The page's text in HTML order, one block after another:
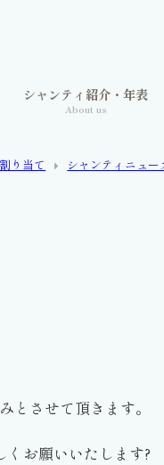
シャンティ紹介・年表
About us
り当て シャンティニュー
とさせて頂きます。
くお願いいたします?